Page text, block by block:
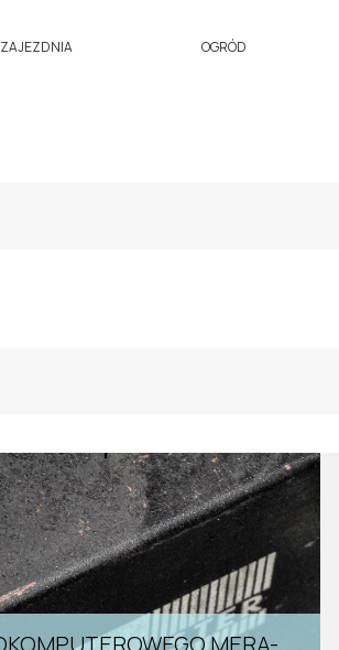
ZAJEZDNIA OGRÓD